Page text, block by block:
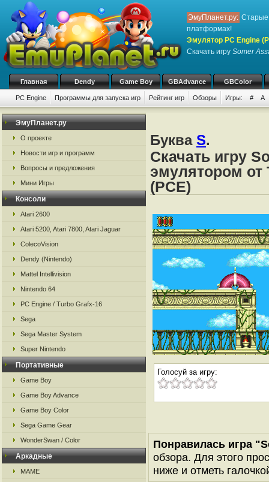
ЭмуПланет.ру: Старые
платформах!
Эмулятор PC Engine
Скачать игру Somer
Главная Dendy Game Boy GBAdvance GBColor
PC Engine Программы для запуска игр Рейтинг игр Обзоры Игры: # A
ЭмуПланет.ру
О проекте
Новости игр и программ
Вопросы и предложения
Мини Игры
Консоли
Atari 2600
Atari 5200, Atari 7800, Atari Jaguar
ColecoVision
Dendy (Nintendo)
Mattel Intellivision
Nintendo 64
PC Engine / Turbo Grafx-16
Sega
Sega Master System
Super Nintendo
Портативные
Game Boy
Game Boy Advance
Game Boy Color
Sega Game Gear
WonderSwan / Color
Аркадные
MAME
Буква S.
Скачать игру
эмулятором от
(PCE)
Голосуй за игру:
Понравилась игра
обзора. Для этого
ниже и отметь